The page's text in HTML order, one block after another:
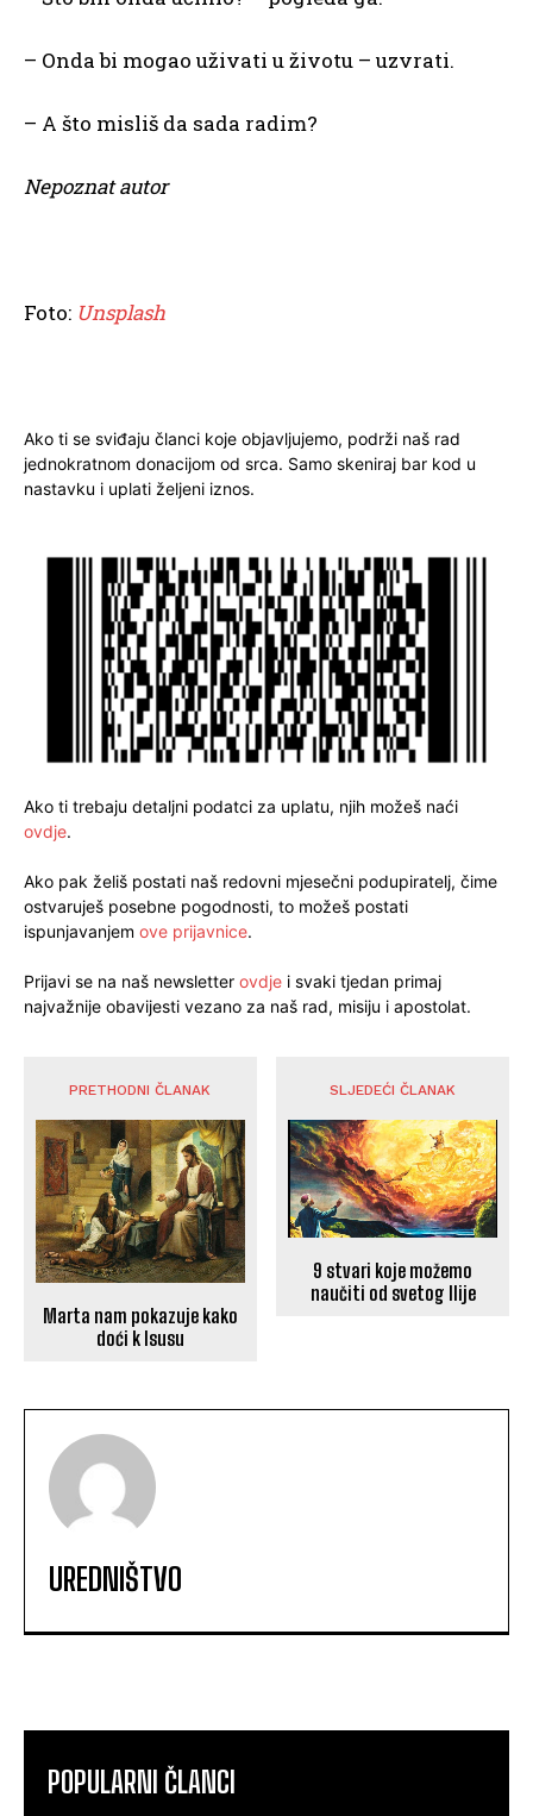
– Onda bi mogao uživati u životu – uzvrati.
– A što misliš da sada radim?
Nepoznat autor
Foto: Unsplash
Ako ti se sviđaju članci koje objavljujemo, podrži naš rad
jednokratnom donacijom od srca. Samo skeniraj bar kod u
nastavku i uplati željeni iznos.
Ako ti trebaju detaljni podatci za uplatu, njih možeš naći
ovdje.
Ako pak želiš postati naš redovni mjesečni podupiratelj, čime
ostvaruješ posebne pogodnosti, to možeš postati
ispunjavanjem ove prijavnice.
Prijavi se na naš newsletter ovdje i svaki tjedan primaj
najvažnije obavijesti vezano za naš rad, misiju i apostolat.
PRETHODNI ČLANAK
Marta nam pokazuje kako
doći k Isusu
SLJEDEĆI ČLANAK
9 stvari koje možemo
naučiti od svetog Ilije
UREDNIŠTVO
POPULARNI ČLANCI